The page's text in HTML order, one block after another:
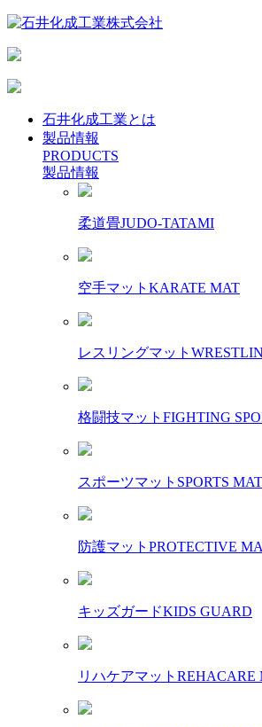
石井化成工業とは
製品情報
PRODUCTS
製品情報
柔道畳JUDO-TATAMI
空手マット KARATE MAT
レスリングマット
格闘技マット FIGHTING
スポーツマット SPORTS MAT
防護マット PROTECTIVE
キッズガードKIDS GUARD
リハケアマット REHACARE